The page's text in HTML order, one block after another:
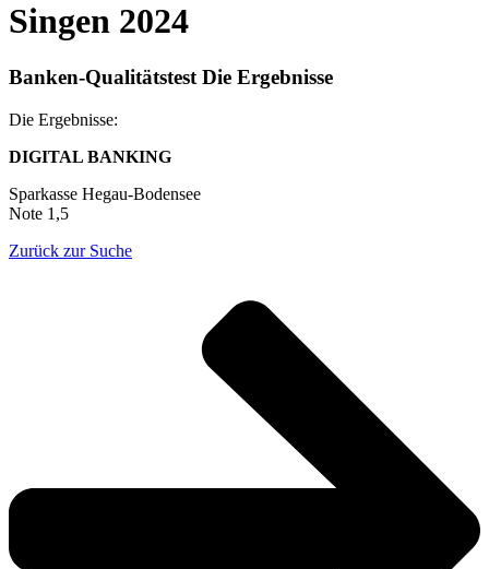
Singen 2024
Banken-Qualitätstest Die Ergebnisse
Die Ergebnisse:
DIGITAL BANKING
Sparkasse Hegau-Bodensee
Note 1,5
Zurück zur Suche